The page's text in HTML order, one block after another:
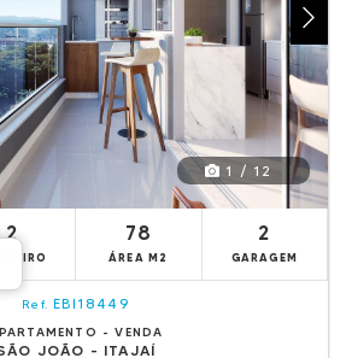
1 / 12
2 78
ÁREA M2
2
GARAGEM
Ref. EBI18449
- VENDA
JOÃO - ITAJAÍ